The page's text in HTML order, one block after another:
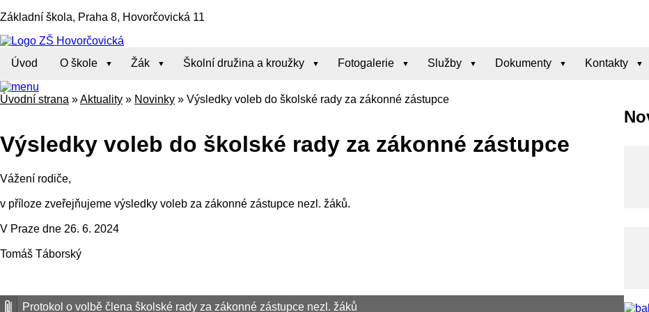
Základní škola, Praha 8, Hovorčovická 11
Úvod O škole Žák Školní družina a kroužky Fotogalerie Služby Dokumenty Kontakty
Úvodní strana »Aktuality » Novinky » Výsledky voleb do školské rady za zákonné zástupce
Výsledky voleb do školské rady za zákonné zástupce
Vážení rodiče,
v příloze zveřejňujeme výsledky voleb za zákonné zástupce nezl. žáků.
V Praze dne 26. 6. 2024
Tomáš Táborský
Protokol o volbě člena školské rady za zákonné zástupce nezl. žáků